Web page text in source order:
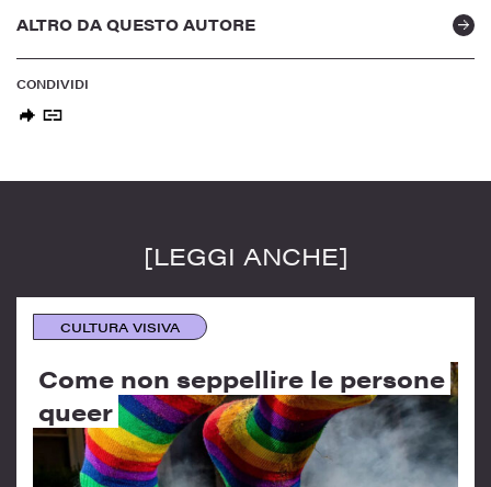
ALTRO DA QUESTO AUTORE
CONDIVIDI
[LEGGI ANCHE]
CULTURA VISIVA
Come non seppellire le persone
queer